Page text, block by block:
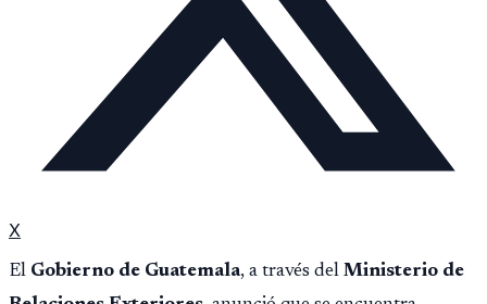
X
El Gobierno de Guatemala, a través del Ministerio de